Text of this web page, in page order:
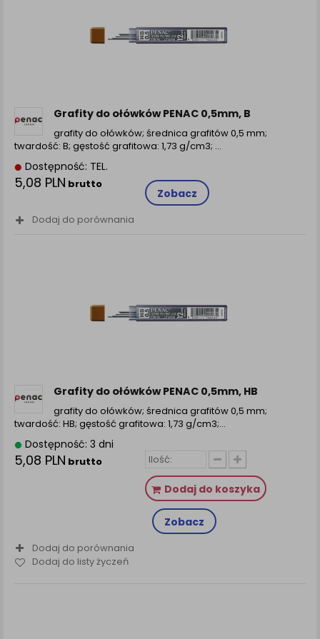
Grafity do ołówków PENAC 0,5mm, B
grafity do ołówków; średnica grafitów 0,5 mm;
twardość: B; gęstość grafitowa: 1,73 g/cm3; ...
Dostępność: TEL.
5,08 PLN brutto
Zobacz
Dodaj do porównania
Grafity do ołówków PENAC 0,5mm, HB
grafity do ołówków; średnica grafitów 0,5 mm;
twardość: HB; gęstość grafitowa: 1,73 g/cm3;...
Dostępność: 3 dni
5,08 PLN brutto
Dodaj do koszyka
Zobacz
Dodaj do porównania
Dodaj do listy życzeń